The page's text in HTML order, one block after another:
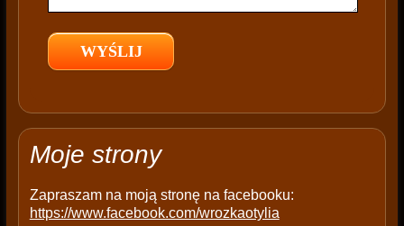
e
e
p
y
Moje strony
Zapraszam na moją stronę na facebooku:
https://www.facebook.com/wrozkaotylia